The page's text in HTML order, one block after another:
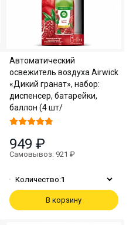
Автоматический
освежитель воздуха Airwick
«Дикий гранат», набор:
диспенсер, батарейки,
баллон (4 шт/
949 ₽
Самовывоз: 921 ₽
Количество:1
В корзину